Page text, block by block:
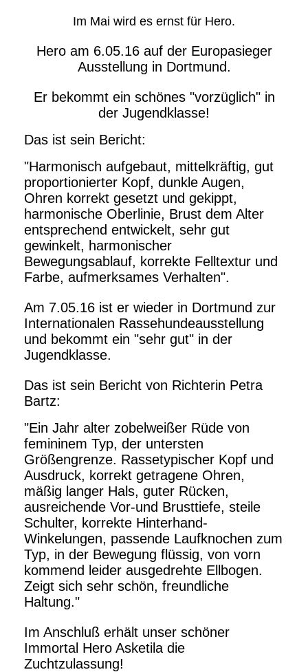
Im Mai wird es ernst für Hero.
Hero am 6.05.16 auf der Europasieger
Ausstellung in Dortmund.
Er bekommt ein schönes "vorzüglich" in
der Jugendklasse!
Das ist sein Bericht:
"Harmonisch aufgebaut, mittelkräftig, gut
proportionierter Kopf, dunkle Augen,
Ohren korrekt gesetzt und gekippt,
harmonische Oberlinie, Brust dem Alter
entsprechend entwickelt, sehr gut
gewinkelt, harmonischer
Bewegungsablauf, korrekte Felltextur und
Farbe, aufmerksames Verhalten".
Am 7.05.16 ist er wieder in Dortmund zur
Internationalen Rassehundeausstellung
und bekommt ein "sehr gut" in der
Jugendklasse.
Das ist sein Bericht von Richterin Petra
Bartz:
"Ein Jahr alter zobelweißer Rüde von
femininem Typ, der untersten
Größengrenze. Rassetypischer Kopf und
Ausdruck, korrekt getragene Ohren,
mäßig langer Hals, guter Rücken,
ausreichende Vor-und Brusttiefe, steile
Schulter, korrekte Hinterhand-
Winkelungen, passende Laufknochen zum
Typ, in der Bewegung flüssig, von vorn
kommend leider ausgedrehte Ellbogen.
Zeigt sich sehr schön, freundliche
Haltung."
Im Anschluß erhält unser schöner
Immortal Hero Asketila die
Zuchtzulassung!